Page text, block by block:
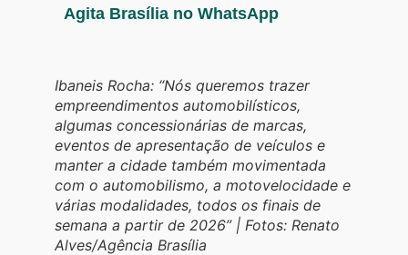
Agita Brasília no WhatsApp
Ibaneis Rocha: “Nós queremos trazer
empreendimentos automobilísticos,
algumas concessionárias de marcas,
eventos de apresentação de veículos e
manter a cidade também movimentada
com o automobilismo, a motovelocidade e
várias modalidades, todos os finais de
semana a partir de 2026” | Fotos: Renato
Alves/Agência Brasília